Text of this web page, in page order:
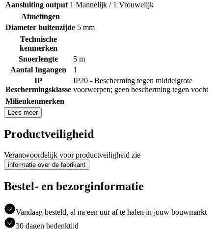
Aansluiting output 1 Mannelijk / 1 Vrouwelijk
Afmetingen
Diameter buitenzijde 5 mm
Technische
kenmerken
Snoerlengte
5 m
Aantal Ingangen
1
IP
Beschermingsklasse
IP20 - Bescherming tegen middelgrote
voorwerpen; geen bescherming tegen vocht
Milieukenmerken
Lees meer
Productveiligheid
Verantwoordelijk voor productveiligheid zie
informatie over de fabrikant
Bestel- en bezorginformatie
Vandaag besteld, al na een uur af te halen in jouw bouwmarkt
30 dagen bedenktijd